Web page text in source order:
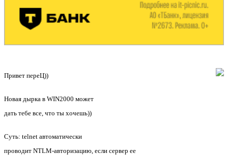
Привет переЦ))
Новая дырка в WIN2000 может
дать тебе все, что ты хочешь))
Суть: telnet автоматически
проводит NTLM-авторизацию, если сервер ее